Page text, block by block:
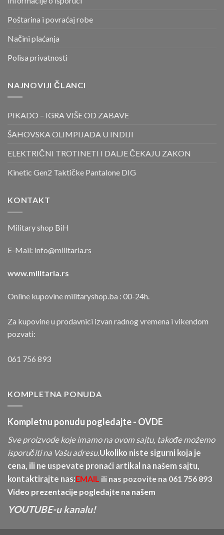
Poštarina i povraćaj robe
Načini plaćanja
Polisa privatnosti
NAJNOVIJI ČLANCI
PIKADO – IGRA VIŠE OD ZABAVE
ŠAHOVSKA OLIMPIJADA U INDIJI
ELEKTRIČNI TROTINETI I DALJE ČEKAJU ZAKON
Kinetic Gen2 Taktičke Pantalone DIG
KONTAKT
Military shop BiH
E-Mail: info@militaria.rs
www.militaria.rs
Online kupovine militaryshop.ba : 00-24h.
Za kupovine u prodavnici izvan radnog vremena i vikendom
pozvati:
061 756 893
KOMPLETNA PONUDA
Kompletnu ponudu pogledajte - OVDE
Sve proizvode koje imamo na ovom sajtu, takođe možemo
isporučiti na Vašu adresu.Ukoliko niste sigurni koja je
cena, ili ne uspevate pronaći artikal na našem sajtu,
kontaktirajte nas:EMAIL ili nas pozovite na 061 756 893
Video prezentacije pogledajte na našem
YOUTUBE-u kanalu!